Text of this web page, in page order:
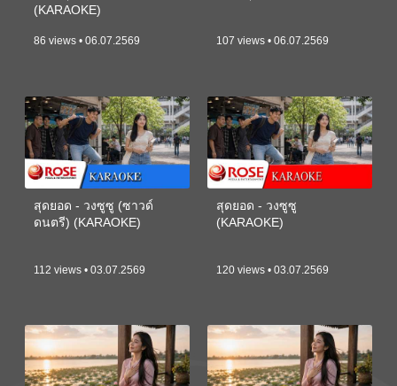
(KARAOKE)
86 views • 06.07.2569 107 views • 06.07.2569
สุดยอด - วงซูซู (ซาวด์
ดนตรี) (KARAOKE)
112 views • 03.07.2569
สุดยอด - วงซูซู
(KARAOKE)
120 views • 03.07.2569